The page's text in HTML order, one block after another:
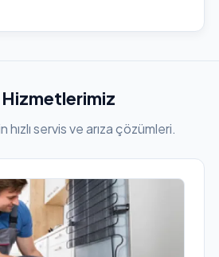
servis ve arıza çözümleri.